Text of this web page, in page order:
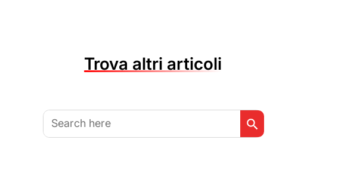
Trova altri articoli
Search
for:
Search Button